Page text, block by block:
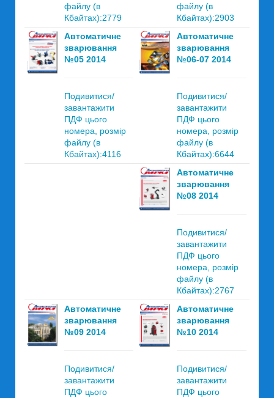
файлу (в
Кбайтах):2779
файлу (в
Кбайтах):2903
Автоматичне
зварювання
№05 2014
Подивитися/
завантажити
ПДФ цього
номера, розмір
файлу (в
Кбайтах):4116
Автоматичне
зварювання
№06-07 2014
Подивитися/
завантажити
ПДФ цього
номера, розмір
файлу (в
Кбайтах):6644
Автоматичне
зварювання
№08 2014
Подивитися/
завантажити
ПДФ цього
номера, розмір
файлу (в
Кбайтах):2767
Автоматичне
зварювання
№09 2014
Подивитися/
завантажити
ПДФ цього
Автоматичне
зварювання
№10 2014
Подивитися/
завантажити
ПДФ цього